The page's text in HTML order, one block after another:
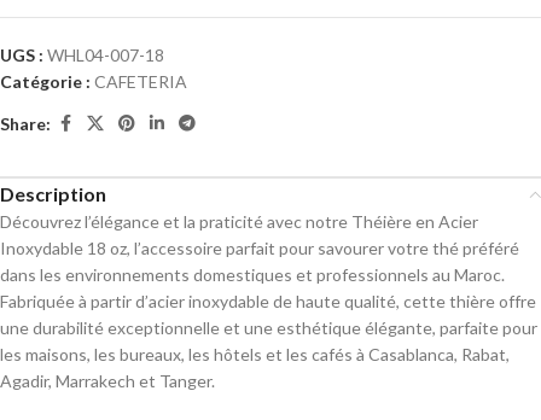
UGS : WHL04-007-18
Catégorie : CAFETERIA
Share:
Description
Découvrez l’élégance et la praticité avec notre Théière en Acier
Inoxydable 18 oz, l’accessoire parfait pour savourer votre thé préféré
dans les environnements domestiques et professionnels au Maroc.
Fabriquée à partir d’acier inoxydable de haute qualité, cette thière offre
une durabilité exceptionnelle et une esthétique élégante, parfaite pour
les maisons, les bureaux, les hôtels et les cafés à Casablanca, Rabat,
Agadir, Marrakech et Tanger.